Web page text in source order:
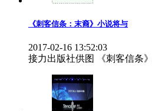
《刺客信条：末裔》小说将与
2017-02-16 13:52:03
接力出版社供图 《刺客信条